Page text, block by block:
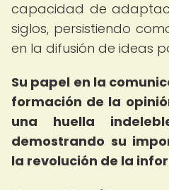
capacidad de
siglos, persistiendo
en la difusión de ideas
Su papel en la
formación de la
una huella
demostrando su
la revolución de la